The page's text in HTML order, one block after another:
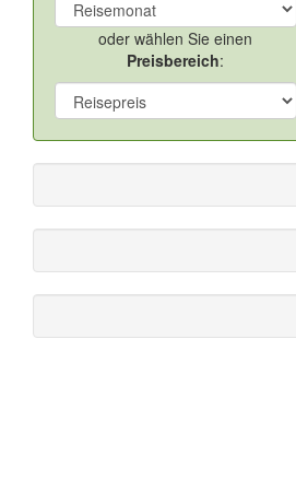
oder wählen Sie einen
Preisbereich: